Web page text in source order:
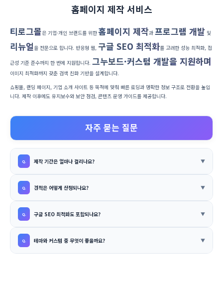
홈페이지 제작 서비스
티로그몰은 기업·개인 브랜드를 위한 홈페이지 제작과 프로그램 개발 및
리뉴얼 을 전문으로 합니다. 반응형 웹, 구글 SEO 최적화를 고려한 성능 최적화, 접
근성 기준 준수까지 한 번에 지원합니다. 그누보드·커스텀 개발을 지원하며
이미지 최적화까지 갖춘 검색 친화 기반을 설계합니다.
쇼핑몰, 랜딩 페이지, 기업 소개 사이트 등 목적에 맞춰 빠른 로딩과 명확한 정보 구조로 전환을 높입
니다. 제작 이후에도 유지보수와 보안 점검, 콘텐츠 운영 가이드를 제공합니다.
자주 묻는 질문
제작 기간은 얼마나 걸리나요?
견적은 어떻게 산정되나요?
구글 SEO 최적화도 포함되나요?
테마와 커스텀 중 무엇이 좋을까요?